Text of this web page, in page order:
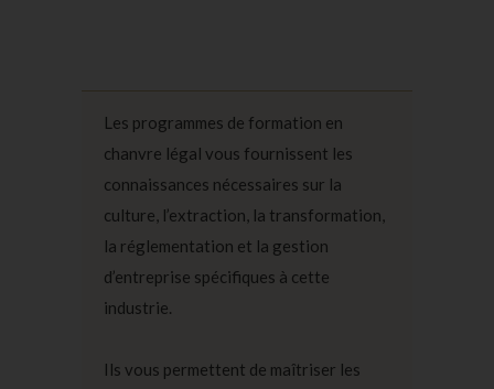
Les programmes de formation en
chanvre légal vous fournissent les
connaissances nécessaires sur la
culture, l’extraction, la transformation,
la réglementation et la gestion
d’entreprise spécifiques à cette
industrie.
Ils vous permettent de maîtriser les